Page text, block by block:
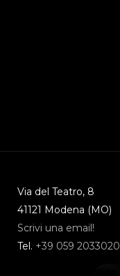
Via del Teatro, 8
41121 Modena (MO)
Scrivi una email!
Tel. +39 059 2033020